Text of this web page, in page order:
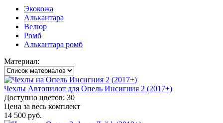
Экокожа
Алькантара
Велюр
Ромб
Алькантара ромб
Материал:
Чехлы Автопилот для Опель Инсигния 2 (2017+)
Доступно цветов: 30
Цена за весь комплект
14 500 руб.